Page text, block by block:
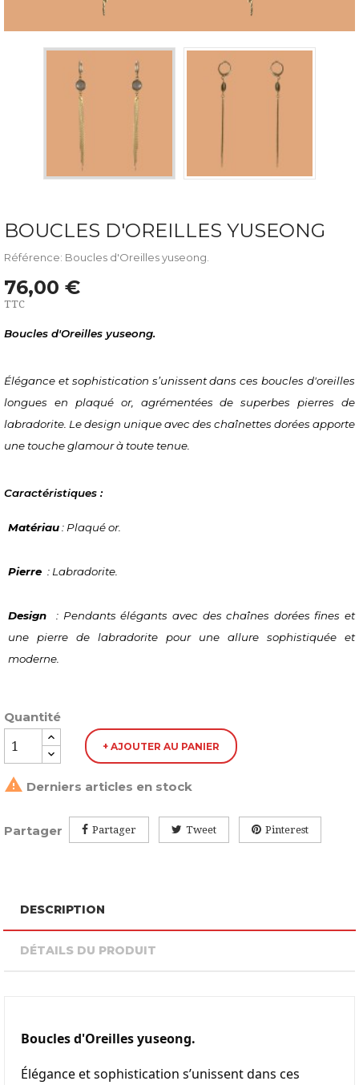
BOUCLES D'OREILLES YUSEONG
Référence: Boucles d'Oreilles yuseong.
76,00 €
TTC
Boucles d'Oreilles yuseong.
Élégance et sophistication s’unissent dans ces boucles d'oreilles
longues en plaqué or, agrémentées de superbes pierres de
labradorite. Le design unique avec des chaînettes dorées apporte
une touche glamour à toute tenue.
Caractéristiques :
Matériau : Plaqué or.
Pierre : Labradorite.
Design
: Pendants élégants avec des chaînes dorées fines et
une pierre de labradorite pour une allure sophistiquée et
moderne.
Quantité
+ AJOUTER AU PANIER
 Derniers articles en stock
Partager Partager Tweet Pinterest
DESCRIPTION
DÉTAILS DU PRODUIT
Boucles d'Oreilles yuseong.
Élégance et sophistication s’unissent dans ces